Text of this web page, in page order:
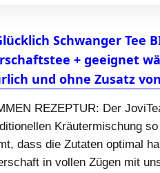
Schwanger Tee
+ geeignet
und ohne Zusatz
REZEPTUR: Der
Kräutermischung
dass die Zutaten optimal
in vollen Zügen mit